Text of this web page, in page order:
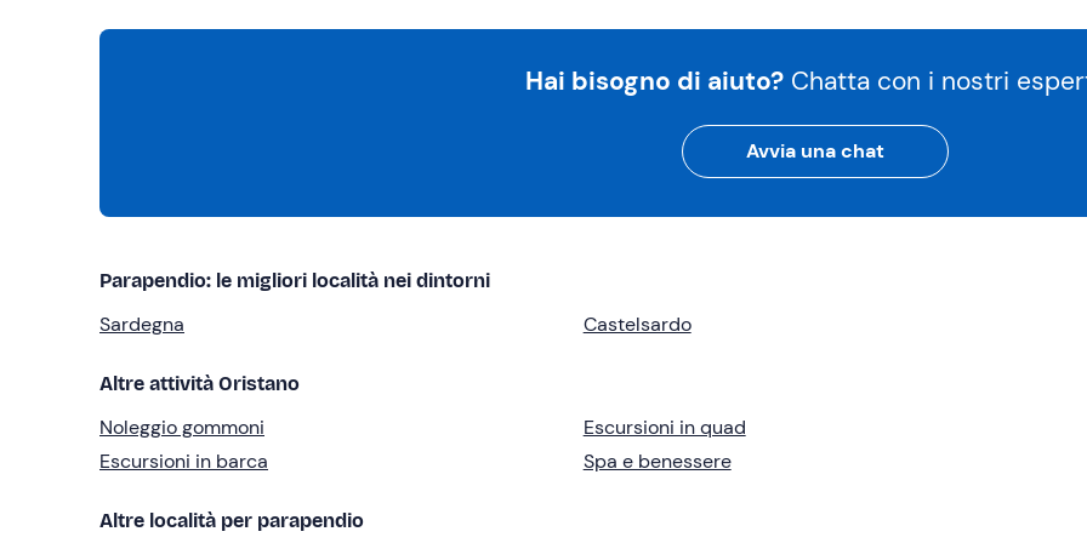
Hai bisogno di aiuto? Chatta con i nostri
Avvia una chat
Parapendio: le migliori località nei dintorni
Sardegna Castelsardo
Altre attività Oristano
Noleggio gommoni
Escursioni in barca
Escursioni in quad
Spa e benessere
Altre località per parapendio